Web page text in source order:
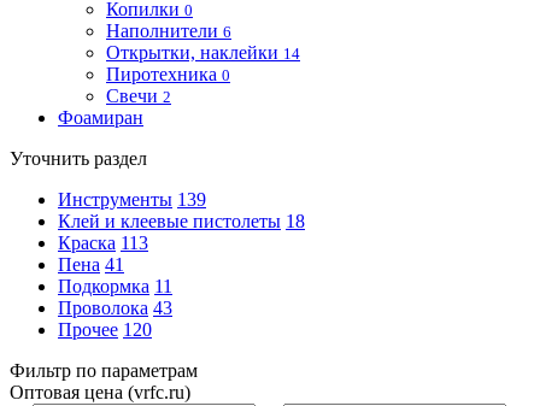
Копилки 0
Наполнители 6
Открытки, наклейки 14
Пиротехника 0
Свечи 2
Фоамиран
Уточнить раздел
Инструменты 139
Клей и клеевые пистолеты 18
Краска 113
Пена 41
Подкормка 11
Проволока 43
Прочее 120
Фильтр по параметрам
Оптовая цена (vrfc.ru)